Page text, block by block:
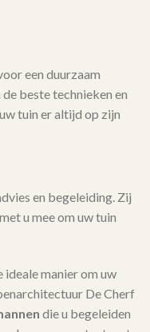
een duurzaam
beste technieken en
tuin er altijd op zijn
en begeleiding. Zij
u mee om uw tuin
ideale manier om uw
De Cherf
die u begeleiden